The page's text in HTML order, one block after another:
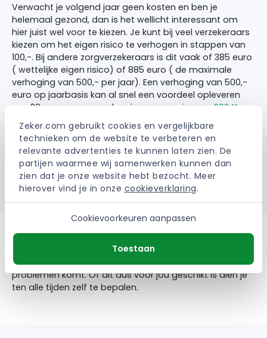
Zeker.com gebruikt cookies en vergelijkbare
technieken om de website te verbeteren en
relevante advertenties te kunnen laten zien. De
partijen waarmee wij samenwerken kunnen dan
zien dat je onze website hebt bezocht. Meer
hierover vind je in onze cookieverklaring.
Cookievoorkeuren aanpassen
Toestaan
Verwacht je volgend jaar geen kosten en ben je
helemaal gezond, dan is het wellicht interessant om
hier juist wel voor te kiezen. Je kunt bij veel verzekeraars
kiezen om het eigen risico te verhogen in stappen van
100,-. Bij andere zorgverzekeraars is dit vaak of 385 euro
( wettelijke eigen risico) of 885 euro ( de maximale
verhoging van 500,- per jaar). Een verhoging van 500,-
euro op jaarbasis kan al snel een voordeel opleveren
van 30 euro per maand op je
zorgpremie voor 2024!
Ben je samen met een partner, en verhoog je allebei het
eigen risico, dan bespaar je in veel gevallen al 500,-
euro per jaar. Mocht een van beide iets overkomen, dan
speel je dus nog quitte op het bedrag dat je terugkrijgt
als korting op de zorgpremie.
Let op, het is verstandig om ten alle tijden een financiële
buffer aan te houden. Zodat als je deze kosten wel
maakt door onvoorziene omstandigheden je niet in de
problemen komt. Of dit dus voor jou geschikt is dien je
ten alle tijden zelf te bepalen.